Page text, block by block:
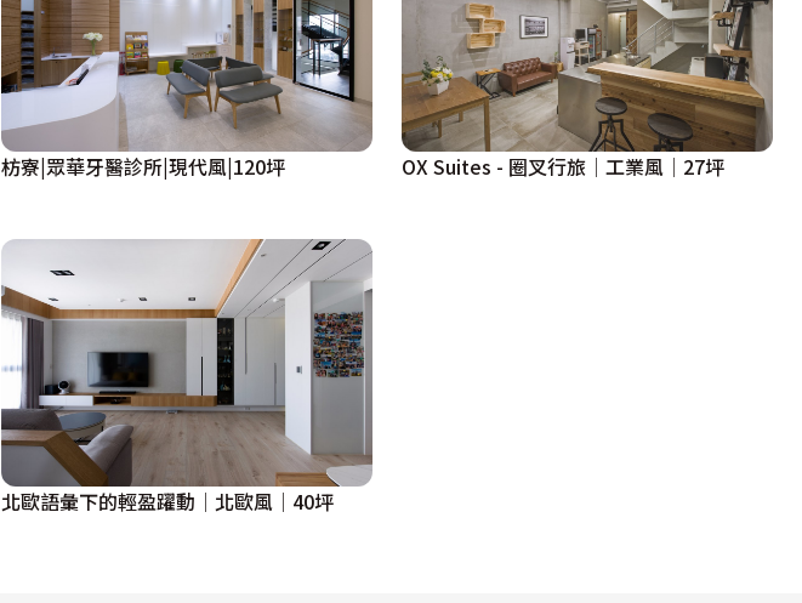
枋寮|眾華牙醫診所|現代風|120坪 OX Suites - 圈叉行旅│工業風│27坪
北歐語彙下的輕盈躍動│北歐風│40坪